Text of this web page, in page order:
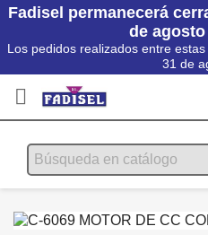
Fadisel permanecerá
de agosto
Los pedidos realizados entre
31 de
